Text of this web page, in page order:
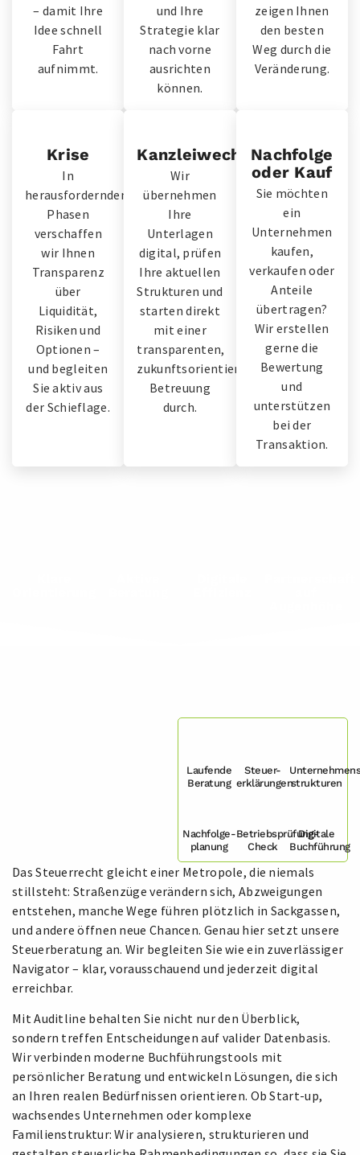
– damit Ihre
Idee schnell
Fahrt
aufnimmt.
und Ihre
Strategie klar
nach vorne
ausrichten
können.
zeigen Ihnen
den besten
Weg durch die
Veränderung.
Krise
In
herausfordernden
Phasen
verschaffen
wir Ihnen
Transparenz
über
Liquidität,
Risiken und
Optionen –
und begleiten
Sie aktiv aus
der Schieflage.
Kanzleiwechsel
Wir
übernehmen
Ihre
Unterlagen
digital, prüfen
Ihre aktuellen
Strukturen und
starten direkt
mit einer
transparenten,
zukunftsorientierten
Betreuung
durch.
Nachfolge
oder Kauf
Sie möchten
ein
Unternehmen
kaufen,
verkaufen oder
Anteile
übertragen?
Wir erstellen
gerne die
Bewertung
und
unterstützen
bei der
Transaktion.
Laufende
Beratung
Steuer-
erklärungenstrukturen
Nachfolge-
planung
Betriebsprüfung-
Check
Digitale
Buchführung
Das Steuerrecht gleicht einer Metropole, die niemals
stillsteht: Straßenzüge verändern sich, Abzweigungen
entstehen, manche Wege führen plötzlich in Sackgassen,
und andere öffnen neue Chancen. Genau hier setzt unsere
Steuerberatung an. Wir begleiten Sie wie ein zuverlässiger
Navigator – klar, vorausschauend und jederzeit digital
erreichbar.
Mit Auditline behalten Sie nicht nur den Überblick,
sondern treffen Entscheidungen auf valider Datenbasis.
Wir verbinden moderne Buchführungstools mit
persönlicher Beratung und entwickeln Lösungen, die sich
an Ihren realen Bedürfnissen orientieren. Ob Start-up,
wachsendes Unternehmen oder komplexe
Familienstruktur: Wir analysieren, strukturieren und